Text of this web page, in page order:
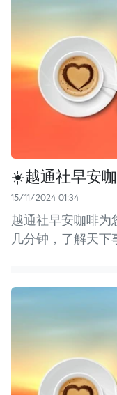
☀️越通社早安咖
15/11/2024 01:34
越通社早安咖啡为
几分钟，了解天下